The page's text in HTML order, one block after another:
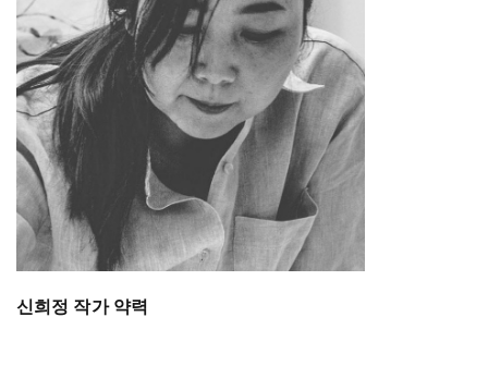
신희정 작가 약력